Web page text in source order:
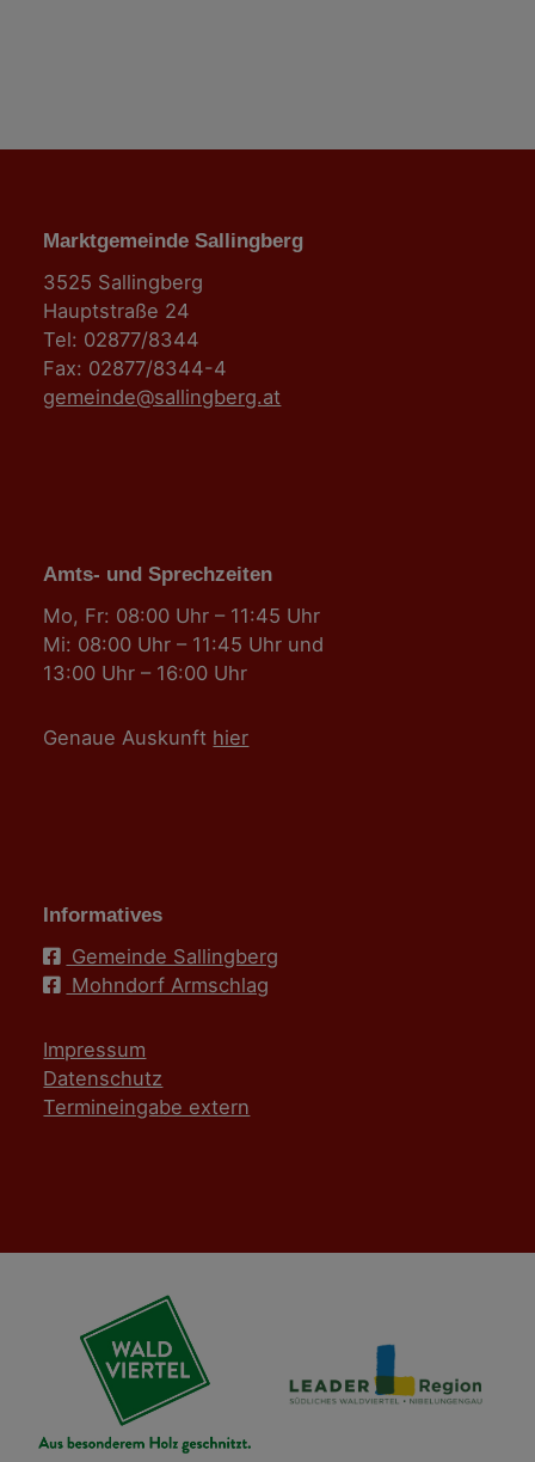
Marktgemeinde Sallingberg
3525 Sallingberg
Hauptstraße 24
Tel: 02877/8344
Fax: 02877/8344-4
gemeinde@sallingberg.at
Amts- und Sprechzeiten
Mo, Fr: 08:00 Uhr – 11:45 Uhr
Mi: 08:00 Uhr – 11:45 Uhr und
13:00 Uhr – 16:00 Uhr
Genaue Auskunft hier
Informatives
Gemeinde Sallingberg
Mohndorf Armschlag
Impressum
Datenschutz
Termineingabe extern